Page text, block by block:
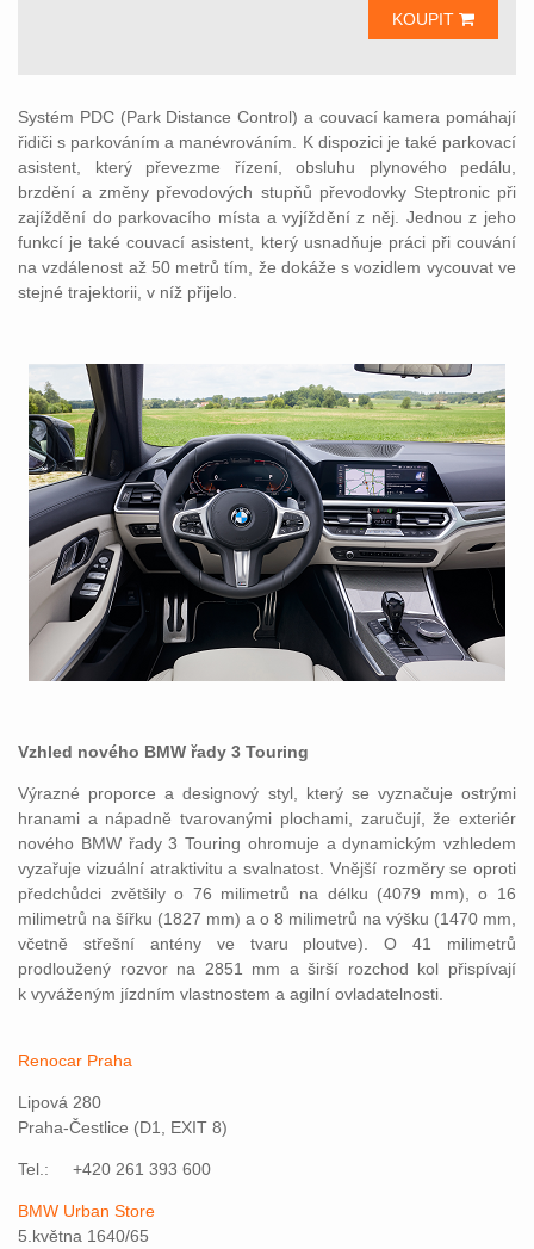
KOUPIT
Systém PDC (Park Distance Control) a couvací kamera pomáhají
řidiči s parkováním a manévrováním. K dispozici je také parkovací
asistent, který převezme řízení, obsluhu plynového pedálu,
brzdění a změny převodových stupňů převodovky Steptronic při
zajíždění do parkovacího místa a vyjíždění z něj. Jednou z jeho
funkcí je také couvací asistent, který usnadňuje práci při couvání
na vzdálenost až 50 metrů tím, že dokáže s vozidlem vycouvat ve
stejné trajektorii, v níž přijelo.
Vzhled nového BMW řady 3 Touring
Výrazné proporce a designový styl, který se vyznačuje ostrými
hranami a nápadně tvarovanými plochami, zaručují, že exteriér
nového BMW řady 3 Touring ohromuje a dynamickým vzhledem
vyzařuje vizuální atraktivitu a svalnatost. Vnější rozměry se oproti
předchůdci zvětšily o 76 milimetrů na délku (4079 mm), o 16
milimetrů na šířku (1827 mm) a o 8 milimetrů na výšku (1470 mm,
včetně střešní antény ve tvaru ploutve). O 41 milimetrů
prodloužený rozvor na 2851 mm a širší rozchod kol přispívají
k vyváženým jízdním vlastnostem a agilní ovladatelnosti.
Renocar Praha
Lipová 280
Praha-Čestlice (D1, EXIT 8)
Tel.: +420 261 393 600
BMW Urban Store
5.května 1640/65